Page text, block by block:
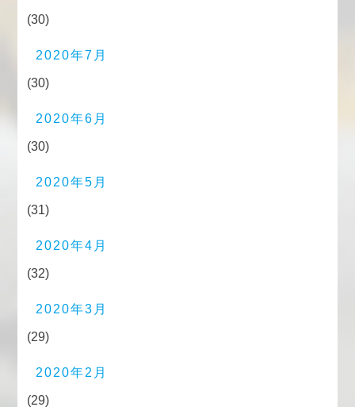
(30)
2020年7月
(30)
2020年6月
(30)
2020年5月
(31)
2020年4月
(32)
2020年3月
(29)
2020年2月
(29)